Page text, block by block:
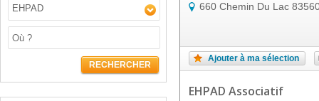
EHPAD
RECHERCHER
660 Chemin Du Lac
Ajouter à ma sélection
EHPAD Associatif